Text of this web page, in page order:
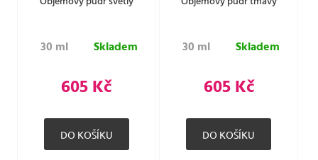
30 ml Skladem
605 Kč
30 ml Skladem
605 Kč